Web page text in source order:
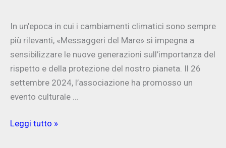
In un’epoca in cui i cambiamenti climatici sono sempre
più rilevanti, «Messaggeri del Mare» si impegna a
sensibilizzare le nuove generazioni sull’importanza del
rispetto e della protezione del nostro pianeta. Il 26
settembre 2024, l’associazione ha promosso un
evento culturale …
Visionlatina:
Leggi tutto »